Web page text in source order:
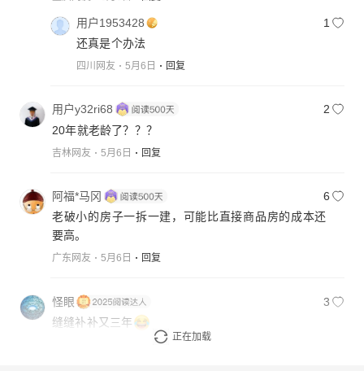
用户1953428
1
还真是个办法
四川网友 5月6日 回复
用户y32ri68
2
20年就老龄了？？？
吉林网友 5月6日 回复
阿福*马冈
6
老破小的房子一拆一建，可能比直接商品房的成本还
要高。
广东网友 5月6日 回复
怪眼
3
缝缝补补又三年
回复
正在加载